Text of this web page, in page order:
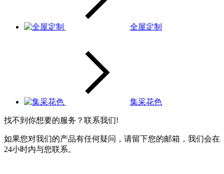
全屋定制
集采花色
找不到你想要的服务？联系我们!
如果您对我们的产品有任何疑问，请留下您的邮箱，我们会在
24小时内与您联系。